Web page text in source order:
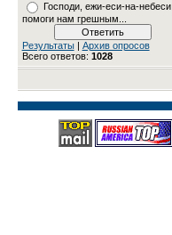
Господи, ежи-еси-на-небеси
помоги нам грешным...
Результаты| Архив опросов
Всего ответов: 1028